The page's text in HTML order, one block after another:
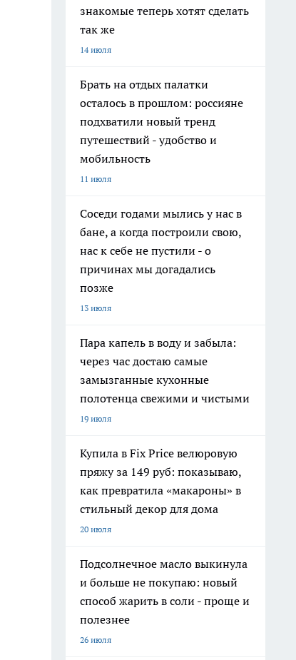
знакомые теперь хотят сделать
так же
14 июля
Брать на отдых палатки
осталось в прошлом: россияне
подхватили новый тренд
путешествий - удобство и
мобильность
11 июля
Соседи годами мылись у нас в
бане, а когда построили свою,
нас к себе не пустили - о
причинах мы догадались
позже
13 июля
Пара капель в воду и забыла:
через час достаю самые
замызганные кухонные
полотенца свежими и чистыми
19 июля
Купила в Fix Price велюровую
пряжу за 149 руб: показываю,
как превратила «макароны» в
стильный декор для дома
20 июля
Подсолнечное масло выкинула
и больше не покупаю: новый
способ жарить в соли - проще и
полезнее
26 июля